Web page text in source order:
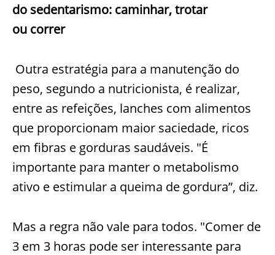
do sedentarismo: caminhar, trotar
ou correr
Outra estratégia para a manutenção do
peso, segundo a nutricionista, é realizar,
entre as refeições, lanches com alimentos
que proporcionam maior saciedade, ricos
em fibras e gorduras saudáveis. "É
importante para manter o metabolismo
ativo e estimular a queima de gordura”, diz.
Mas a regra não vale para todos. "Comer de
3 em 3 horas pode ser interessante para